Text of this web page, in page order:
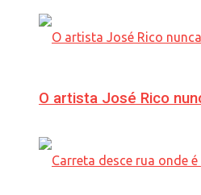
O artista José Rico